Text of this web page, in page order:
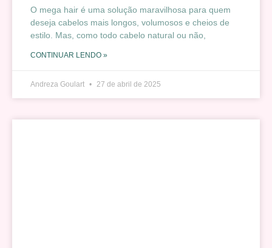
O mega hair é uma solução maravilhosa para quem
deseja cabelos mais longos, volumosos e cheios de
estilo. Mas, como todo cabelo natural ou não,
CONTINUAR LENDO »
Andreza Goulart 27 de abril de 2025